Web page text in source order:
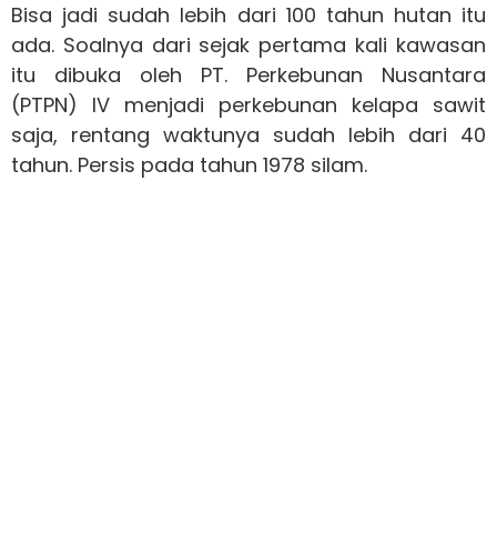
Bisa jadi sudah lebih dari 100 tahun hutan itu
ada. Soalnya dari sejak pertama kali kawasan
itu dibuka oleh PT. Perkebunan Nusantara
(PTPN) IV menjadi perkebunan kelapa sawit
saja, rentang waktunya sudah lebih dari 40
tahun. Persis pada tahun 1978 silam.